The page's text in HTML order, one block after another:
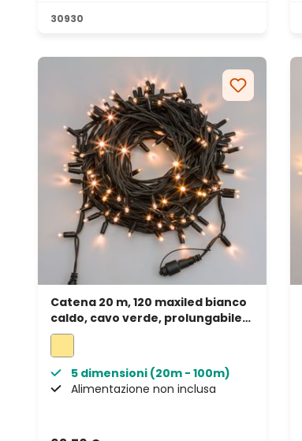
30930
Catena 20 m, 120 maxiled bianco
caldo, cavo verde, prolungabile,
IP67
5 dimensioni (20m - 100m)
Alimentazione non inclusa